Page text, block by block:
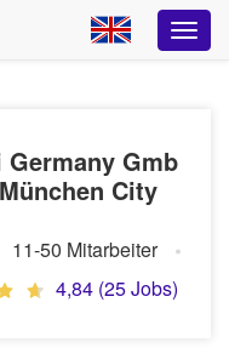
Germany Gmb
City
11-50 Mitarbeiter
4,84 (25 Jobs)